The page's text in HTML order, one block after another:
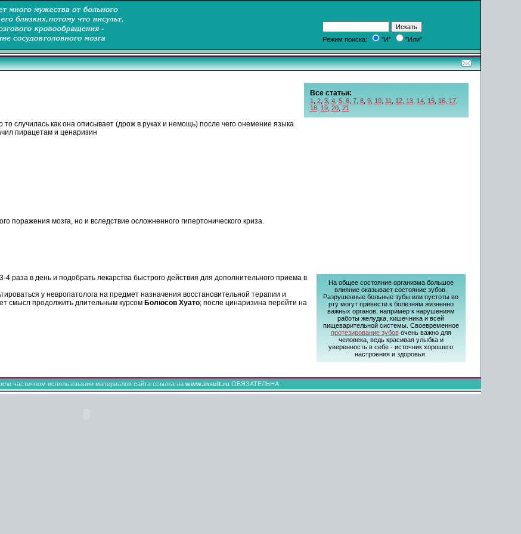
Режим поиска: "И" "Или"
Все статьи:
1 2, 3, 4, 5, 6, 7, 8, 9, 10, 11 12, 13, 14, 15, 16, 17,
18, 19, 20, 21
случилась как она описывает (дрож в руках и немощь) после чего онемение языка
пирацетам и ценаризин
поражения мозга, но и вследствие осложненного гипертонического криза.
На общее состояние организма большое
влияние оказывает состояние зубов.
Разрушенные больные зубы или пустоты во
рту могут привести к болезням жизненно
важных органов, например к нарушениям
работы желудка, кишечника и всей
пищеварительной системы. Своевременное
протезирование зубовочень важно для
человека, ведь красивая улыбка и
уверенность в себе - источник хорошего
настроения и здоровья.
раза в день и подобрать лекарства быстрого действия для дополнительного приема в
у невропатолога на предмет назначения восстановительной терапии и
смысл продолжить длительным курсом Болюсов Хуато; после цинаризина перейти на
частичном использовании материалов сайта ссылка на www.insult.ru ОБЯЗАТЕЛЬНА